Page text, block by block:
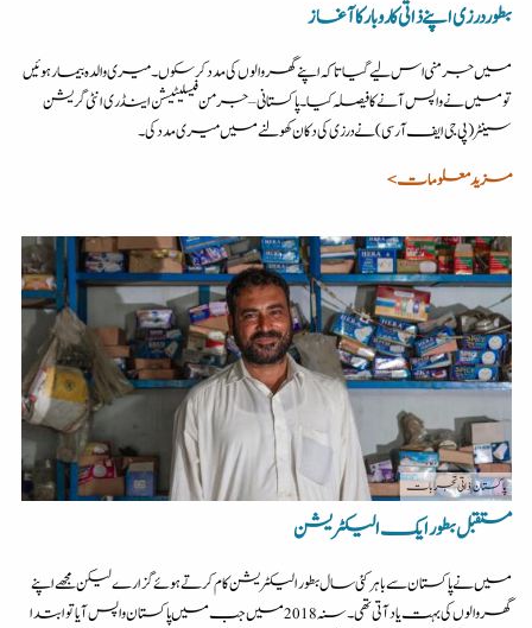
بطور درزی اپنے ذاتی کاروبار کا آغاز
میں جرمنی اس لیے گیا تاکہ اپنے گھر والوں کی مدد کرسکوں۔ میری والدہ بیمار ہوئیں
تو میں نے واپس آنے کا فیصلہ کیا۔ پاکستانی – جرمن فیسلیٹیشن اینڈ ری انٹی گریشن
سینٹر (پی جی ایف آر سی) نے درزی کی دکان کھولنے میں میری مدد کی۔
مزید معلومات >
پاکستان| ذاتی تجربات
مستقبل بطور ایک الیکٹریشن
میں نے پاکستان سے باہر کئی سال بطور الیکٹریشن کام کرتے ہوئے گزارے لیکن مجھے اپنے
گھر والوں کی بہت یاد آتی تھی ۔ سنہ 2018 میں جب میں پاکستان واپس آیا تو ابتدا